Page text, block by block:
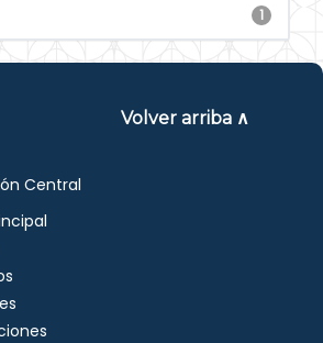
1
Volver arriba ∧
Central